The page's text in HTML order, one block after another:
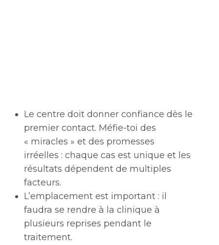
Le centre doit donner confiance dès le
premier contact. Méfie-toi des
« miracles » et des promesses
irréelles : chaque cas est unique et les
résultats dépendent de multiples
facteurs.
L’emplacement est important : il
faudra se rendre à la clinique à
plusieurs reprises pendant le
traitement.